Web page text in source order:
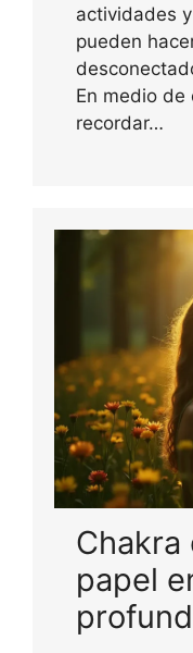
actividades
pueden
En medio de
recordar…
Chakra
papel